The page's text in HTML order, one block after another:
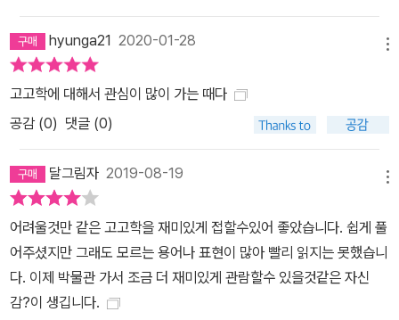
면, 고고학은 단순히 유물의 진위 여부를 가리거나 연대를 밝히는 것
에 국한된 학문이 아니라 인류의 정체성을 끊임없이 확인시켜주는 학
문이다. 고고학은 쉽게 설명하면, 유물을 연구해서 과거 사람들의 살
사람들의 모습에 관심이 많았을까? 단순한 호기심 때문에? 그렇지
진화하는 숙명에 기인한다. - 본문 중에서 “역사는 우리가 사랑했던
사람들의 삶이 쌓인 지층과도 같다”라고 강인욱 교수는 말한다. 유물
은 과거만을 비추어 밝히지 않는다. 과거의 진실을 찾아냄으로써 현
재를 밝히고 나아가 미래 세대가 더 현명하고 가치 있게 자신들의 시
대를 만들어가도록 조언한다. 최근 논란이 된 유적이 있다. 바로 춘천
의 중도 유적이다. 중도 유적의 경우 3000년 전의 역사를 품고 있는
hyunga21 2020-01-28
고고학에 대해서 관심이 많이 가는 때다
공감 (0) 댓글 (0)
달그림자 2019-08-19
어려울것만 같은 고고학을 재미있게 접할수있어 좋았습니다. 쉽게 풀
어주셨지만 그래도 모르는 용어나 표현이 많아 빨리 읽지는 못했습니
다. 이제 박물관 가서 조금 더 재미있게 관람할수 있을것같은 자신
감?이 생깁니다.